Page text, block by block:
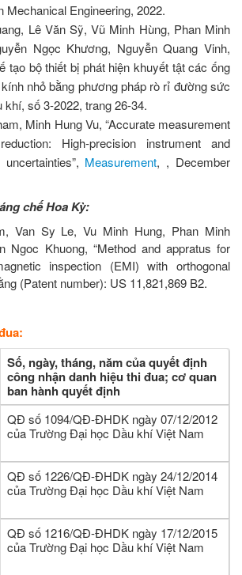
Mechanical Engineering, 2022.
Lê Văn Sỹ, Vũ Minh Hùng, Phan Minh
Ngọc Khương, Nguyễn Quang Vinh,
tạo bộ thiết bị phát hiện khuyết tật các ống
nhỏ bằng phương pháp rò rỉ đường sức
khí, số 3-2022, trang 26-34.
Minh Hung Vu, “Accurate measurement
High-precision instrument and
Measurement, , December
chế Hoa Kỳ:
Van Sy Le, Vu Minh Hung, Phan Minh
Ngoc Khuong, “Method and appratus for
inspection (EMI) with orthogonal
(Patent number): US 11,821,869 B2.
Số, ngày, tháng, năm của quyết định
công nhận danh hiệu thi đua; cơ quan
ban hành quyết định
QĐ số 1094/QĐ-ĐHDK ngày 07/12/2012
của Trường Đại học Dầu khí Việt Nam
QĐ số 1226/QĐ-ĐHDK ngày 24/12/2014
của Trường Đại học Dầu khí Việt Nam
QĐ số 1216/QĐ-ĐHDK ngày 17/12/2015
của Trường Đại học Dầu khí Việt Nam